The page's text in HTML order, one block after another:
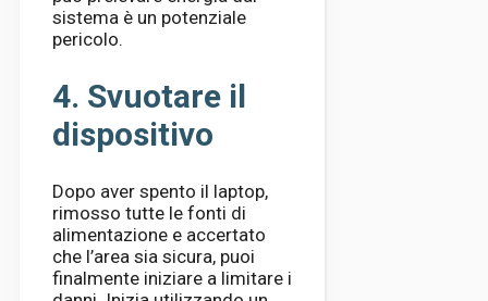
sistema è un potenziale
pericolo.
4. Svuotare il
dispositivo
Dopo aver spento il laptop,
rimosso tutte le fonti di
alimentazione e accertato
che l’area sia sicura, puoi
finalmente iniziare a limitare i